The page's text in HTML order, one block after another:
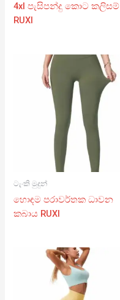
4xl පැසිපන්දු කොට කලිසම්
RUXI
ටැංකි මුදුන්
හොඳම පරාවර්තක ධාවන
කබාය RUXI